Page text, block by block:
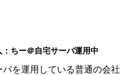
ちー＠自宅サーバ運用中
バを運用している普通の会社